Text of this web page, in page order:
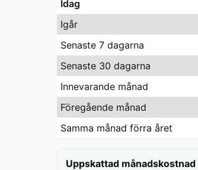
Idag
Igår
Senaste 7 dagarna
Senaste 30 dagarna
Innevarande månad
Föregående månad
Samma månad förra året
Uppskattad månadskostnad